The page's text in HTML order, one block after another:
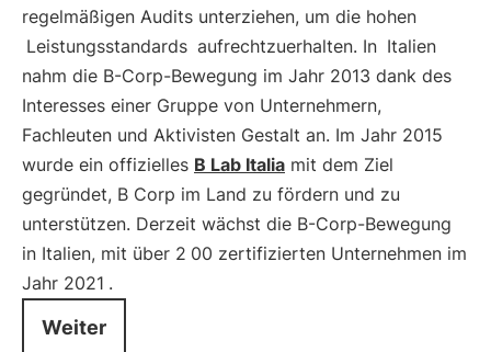
regelmäßigen Audits unterziehen, um die hohen
Leistungsstandards aufrechtzuerhalten. In Italien
nahm die B-Corp-Bewegung im Jahr 2013 dank des
Interesses einer Gruppe von Unternehmern,
Fachleuten und Aktivisten Gestalt an. Im Jahr 2015
wurde ein offizielles B Lab Italia mit dem Ziel
gegründet, B Corp im Land zu fördern und zu
unterstützen. Derzeit wächst die B-Corp-Bewegung
in Italien, mit über 2 00 zertifizierten Unternehmen im
Jahr 2021 .
Weiter